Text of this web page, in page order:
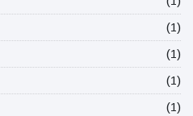
(1)
(1)
(1)
(1)